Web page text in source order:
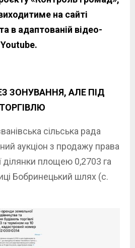
на сайті
в адаптованій відео-
ЗОНУВАННЯ, АЛЕ ПІД
ТОРГІВЛЮ
сільська рада
аукціон з продажу права
площею 0,2703 га
Бобринецький шлях (с.